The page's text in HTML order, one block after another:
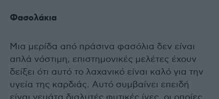
Φασολάκια
Μια μερίδα από πράσινα φασόλια δεν είναι
απλά νόστιμη, επιστημονικές μελέτες έχουν
δείξει ότι αυτό το λαχανικό είναι καλό για την
υγεία της καρδιάς. Αυτό συμβαίνει επειδή